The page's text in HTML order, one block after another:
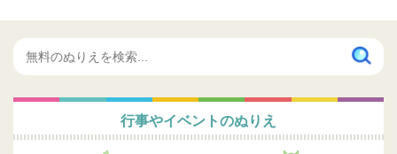
行事やイベントのぬりえ